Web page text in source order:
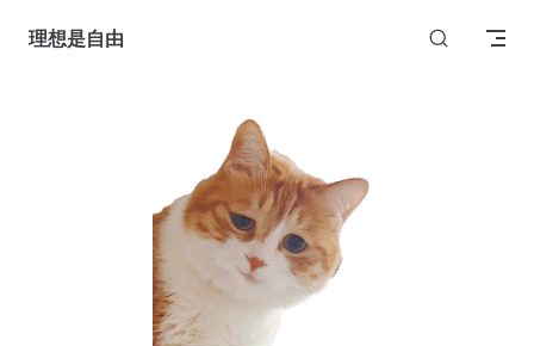
Skip to content
理想是自由